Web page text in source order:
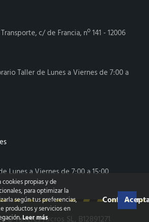
c/ de Francia, nº 141 - 12006
Taller de Lunes a Viernes de 7:00 a
Lunes a Viernes de 7:00 a 15:00
propias y de
para optimizar la
según tus preferencias,
productos y servicios en
Leer más
Configurar